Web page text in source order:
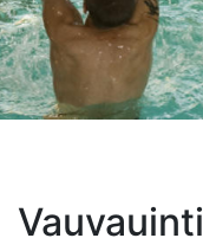
Vauvauinti